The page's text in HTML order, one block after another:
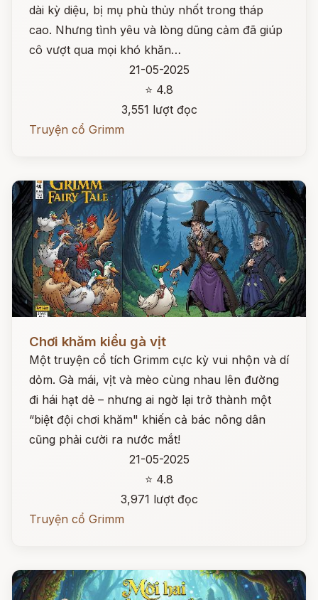
dài kỳ diệu, bị mụ phù thủy nhốt trong tháp
cao. Nhưng tình yêu và lòng dũng cảm đã giúp
cô vượt qua mọi khó khăn…
21-05-2025
⭐ 4.8
3,551 lượt đọc
Truyện cổ Grimm
Chơi khăm kiểu gà vịt
Một truyện cổ tích Grimm cực kỳ vui nhộn và dí
dỏm. Gà mái, vịt và mèo cùng nhau lên đường
đi hái hạt dẻ – nhưng ai ngờ lại trở thành một
“biệt đội chơi khăm" khiến cả bác nông dân
cũng phải cười ra nước mắt!
21-05-2025
⭐ 4.8
3,971 lượt đọc
Truyện cổ Grimm